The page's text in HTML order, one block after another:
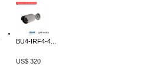
BU4-IRF4-4...
US$ 320